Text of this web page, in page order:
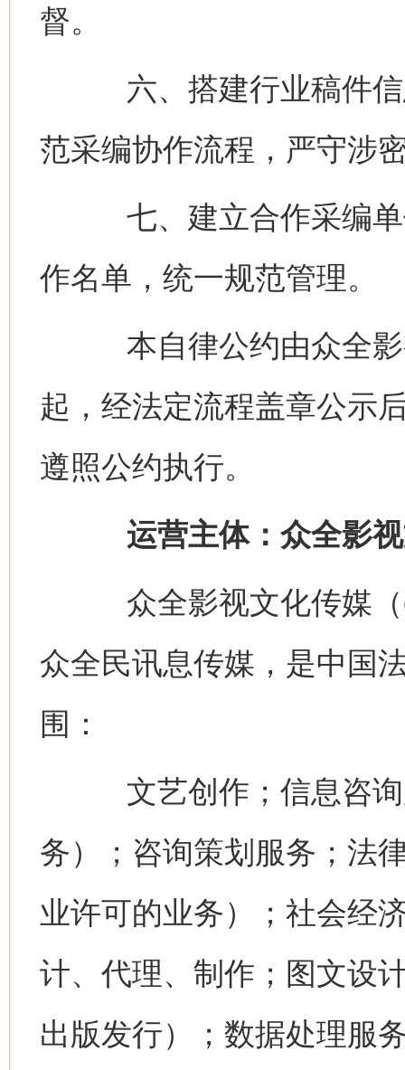
督。
六、搭建行业稿件信
范采编协作流程，严守涉
七、建立合作采编单
作名单，统一规范管理。
本自律公约由众全影
起，经法定流程盖章公示
遵照公约执行。
运营主体：众全影视
众全影视文化传媒（
众全民讯息传媒，是中国
围：
文艺创作；信息咨询
务）；咨询策划服务；法
业许可的业务）；社会经
计、代理、制作；图文设
出版发行）；数据处理服